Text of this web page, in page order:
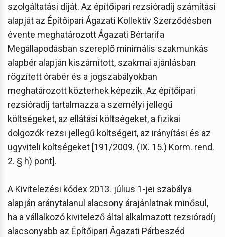
szolgáltatási díját. Az építőipari rezsióradíj számítási
alapját az Építőipari Ágazati Kollektív Szerződésben
évente meghatározott Ágazati Bértarifa
Megállapodásban szereplő minimális szakmunkás
alapbér alapján kiszámított, szakmai ajánlásban
rögzített órabér és a jogszabályokban
meghatározott közterhek képezik. Az építőipari
rezsióradíj tartalmazza a személyi jellegű
költségeket, az ellátási költségeket, a fizikai
dolgozók rezsi jellegű költségeit, az irányítási és az
ügyviteli költségeket [191/2009. (IX. 15.) Korm. rend.
2. § h) pont].
A Kivitelezési kódex 2013. július 1-jei szabálya
alapján aránytalanul alacsony árajánlatnak minősül,
ha a vállalkozó kivitelező által alkalmazott rezsióradíj
alacsonyabb az Építőipari Ágazati Párbeszéd